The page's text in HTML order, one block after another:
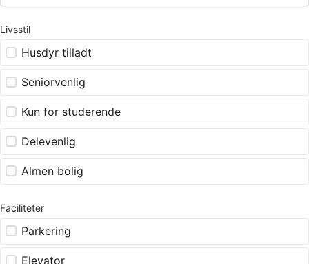
Livsstil
Husdyr tilladt
Seniorvenlig
Kun for studerende
Delevenlig
Almen bolig
Faciliteter
Parkering
Elevator